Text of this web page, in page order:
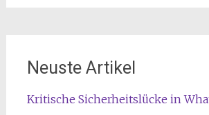
Neuste Artikel
Kritische Sicherheitslücke in